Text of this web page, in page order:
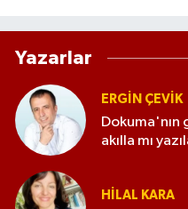
Yazarlar
ERGIN ÇEVİK
Dokuma'nın
akılla mı
HILAL KARA